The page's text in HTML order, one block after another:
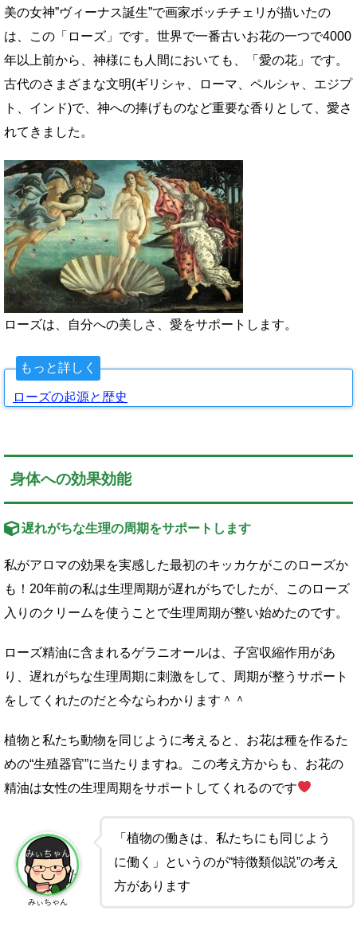
美の女神”ヴィーナス誕生”で画家ボッチチェリが描いたの
は、この「ローズ」です。世界で一番古いお花の一つで4000
年以上前から、神様にも人間においても、「愛の花」です。
古代のさまざまな文明(ギリシャ、ローマ、ペルシャ、エジプ
ト、インド)で、神への捧げものなど重要な香りとして、愛さ
れてきました。
ローズは、自分への美しさ、愛をサポートします。
もっと詳しく
ローズの起源と歴史
身体への効果効能
遅れがちな生理の周期をサポートします
私がアロマの効果を実感した最初のキッカケがこのローズか
も！20年前の私は生理周期が遅れがちでしたが、このローズ
入りのクリームを使うことで生理周期が整い始めたのです。
ローズ精油に含まれるゲラニオールは、子宮収縮作用があ
り、遅れがちな生理周期に刺激をして、周期が整うサポート
をしてくれたのだと今ならわかります＾＾
植物と私たち動物を同じように考えると、お花は種を作るた
めの“生殖器官”に当たりますね。この考え方からも、お花の
精油は女性の生理周期をサポートしてくれるのです
「植物の働きは、私たちにも同じよう
に働く」というのが“特徴類似説”の考え
方があります
みぃちゃん